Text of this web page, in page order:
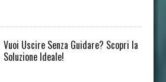
Vuoi Uscire Senza Guidare? Scopri la
Soluzione Ideale!